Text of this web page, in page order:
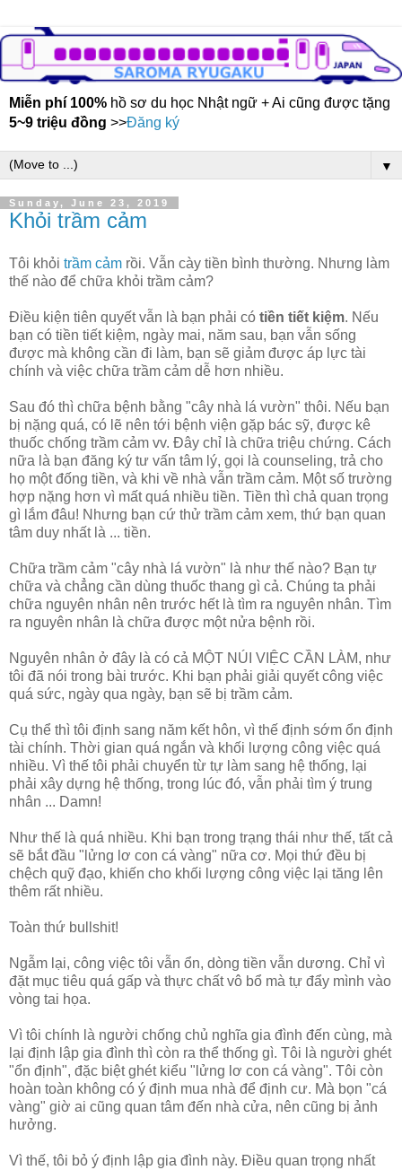
Miễn phí 100% hồ sơ du học Nhật ngữ + Ai cũng được tặng
5~9 triệu đồng >>Đăng ký
▼
Sunday, June 23, 2019
Khỏi trầm cảm
Tôi khỏi trầm cảm rồi. Vẫn cày tiền bình thường. Nhưng làm
thế nào để chữa khỏi trầm cảm?
Điều kiện tiên quyết vẫn là bạn phải có tiền tiết kiệm. Nếu
bạn có tiền tiết kiệm, ngày mai, năm sau, bạn vẫn sống
được mà không cần đi làm, bạn sẽ giảm được áp lực tài
chính và việc chữa trầm cảm dễ hơn nhiều.
Sau đó thì chữa bệnh bằng "cây nhà lá vườn" thôi. Nếu bạn
bị nặng quá, có lẽ nên tới bệnh viện gặp bác sỹ, được kê
thuốc chống trầm cảm vv. Đây chỉ là chữa triệu chứng. Cách
nữa là bạn đăng ký tư vấn tâm lý, gọi là counseling, trả cho
họ một đống tiền, và khi về nhà vẫn trầm cảm. Một số trường
hợp nặng hơn vì mất quá nhiều tiền. Tiền thì chả quan trọng
gì lắm đâu! Nhưng bạn cứ thử trầm cảm xem, thứ bạn quan
tâm duy nhất là ... tiền.
Chữa trầm cảm "cây nhà lá vườn" là như thế nào? Bạn tự
chữa và chẳng cần dùng thuốc thang gì cả. Chúng ta phải
chữa nguyên nhân nên trước hết là tìm ra nguyên nhân. Tìm
ra nguyên nhân là chữa được một nửa bệnh rồi.
Nguyên nhân ở đây là có cả MỘT NÚI VIỆC CẦN LÀM, như
tôi đã nói trong bài trước. Khi bạn phải giải quyết công việc
quá sức, ngày qua ngày, bạn sẽ bị trầm cảm.
Cụ thể thì tôi định sang năm kết hôn, vì thế định sớm ổn định
tài chính. Thời gian quá ngắn và khối lượng công việc quá
nhiều. Vì thế tôi phải chuyển từ tự làm sang hệ thống, lại
phải xây dựng hệ thống, trong lúc đó, vẫn phải tìm ý trung
nhân ... Damn!
Như thế là quá nhiều. Khi bạn trong trạng thái như thế, tất cả
sẽ bắt đầu "lửng lơ con cá vàng" nữa cơ. Mọi thứ đều bị
chệch quỹ đạo, khiến cho khối lượng công việc lại tăng lên
thêm rất nhiều.
Toàn thứ bullshit!
Ngẫm lại, công việc tôi vẫn ổn, dòng tiền vẫn dương. Chỉ vì
đặt mục tiêu quá gấp và thực chất vô bổ mà tự đẩy mình vào
vòng tai họa.
Vì tôi chính là người chống chủ nghĩa gia đình đến cùng, mà
lại định lập gia đình thì còn ra thể thống gì. Tôi là người ghét
"ổn định", đặc biệt ghét kiểu "lửng lơ con cá vàng". Tôi còn
hoàn toàn không có ý định mua nhà để định cư. Mà bọn "cá
vàng" giờ ai cũng quan tâm đến nhà cửa, nên cũng bị ảnh
hưởng.
Vì thế, tôi bỏ ý định lập gia đình này. Điều quan trọng nhất